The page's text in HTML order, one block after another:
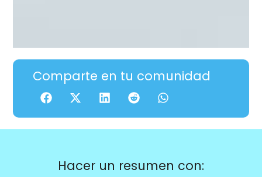
Comparte en tu comunidad
Hacer un resumen con: